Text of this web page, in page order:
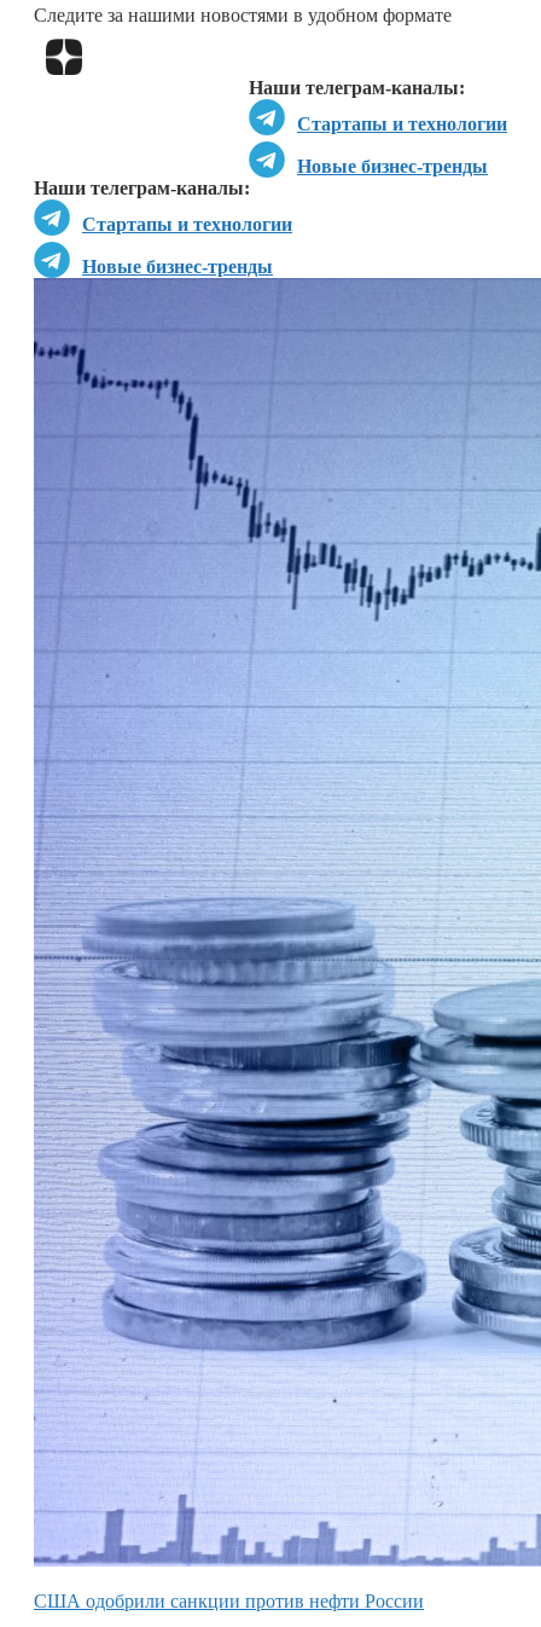
Следите за нашими новостями в удобном формате
Наши телеграм-каналы:
Стартапы и технологии
Новые бизнес-тренды
Наши телеграм-каналы:
Стартапы и технологии
Новые бизнес-тренды
США одобрили санкции против нефти России